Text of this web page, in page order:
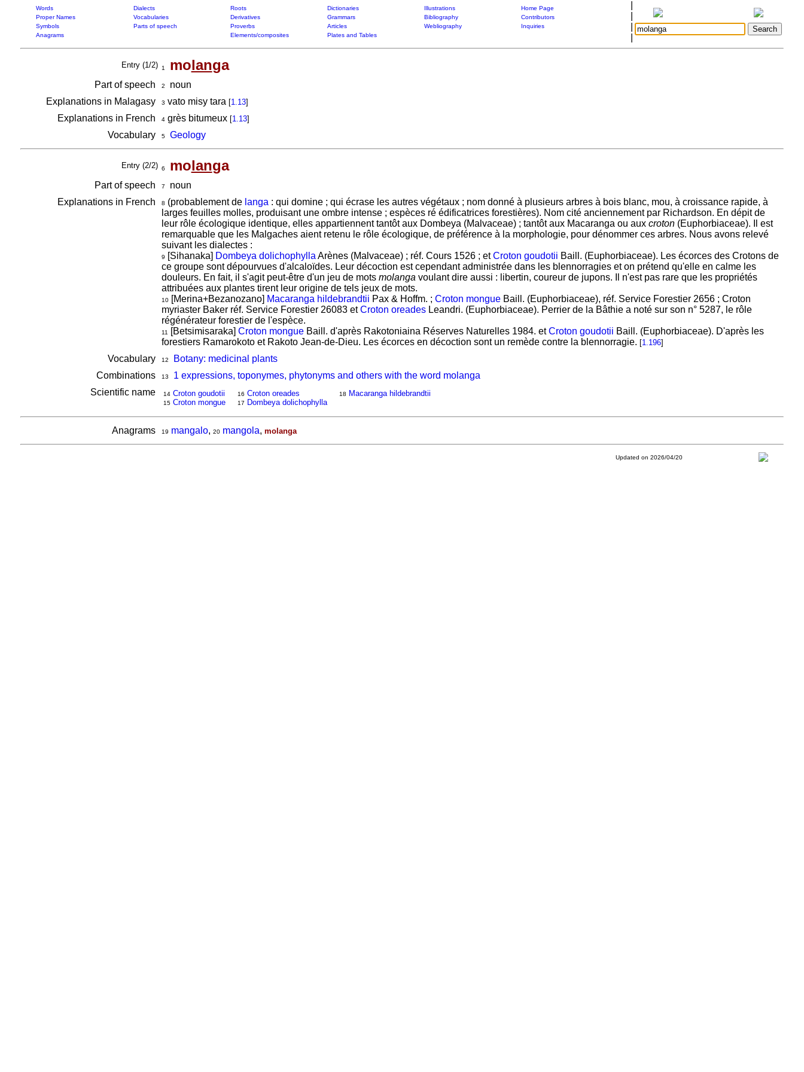
Words Dialects Roots Dictionaries Illustrations
Home Page
Proper Names
Vocabularies Derivatives Grammars Bibliography
Contributors
Symbols
Parts of speech Proverbs Articles Webliography
Inquiries
Anagrams
Elements/composites Plates and Tables
Entry (1/2) 1 molanga
Part of speech 2
noun
Explanations in Malagasy
3 vato misy tara [1.13]
Explanations in French 4grès bitumeux [1.13]
Vocabulary 5 Geology
Entry (2/2) 6 molanga
Part of speech 7
noun
Explanations in French
8 (probablement de langa : qui domine ; qui écrase les autres végétaux ; nom donné à plusieurs arbres à bois blanc, mou, à croissance rapide, à
larges feuilles molles, produisant une ombre intense ; espèces ré édificatrices forestières). Nom cité anciennement par Richardson. En dépit de
leur rôle écologique identique, elles appartiennent tantôt aux Dombeya (Malvaceae) ; tantôt aux Macaranga ou aux croton(Euphorbiaceae). Il est
remarquable que les Malgaches aient retenu le rôle écologique, de préférence à la morphologie, pour dénommer ces arbres. Nous avons relevé
suivant les dialectes :
9 [Sihanaka] Dombeya dolichophylla Arènes (Malvaceae) ; réf. Cours 1526 ; etCroton goudotii Baill. (Euphorbiaceae). Les écorces des Crotons de
ce groupe sont dépourvues d'alcaloïdes. Leur décoction est cependant administrée dans les blennorragies et on prétend qu'elle en calme les
douleurs. En fait, il s'agit peut-être d'un jeu de mots molanga voulant dire aussi : libertin, coureur de jupons. Il n'est pas rare que les propriétés
attribuées aux plantes tirent leur origine de tels jeux de mots.
10[Merina+Bezanozano] Macaranga hildebrandtii Pax & Hoffm. ; Croton mongueBaill. (Euphorbiaceae), réf. Service Forestier 2656 ; Croton
myriaster Baker réf. Service Forestier 26083 etCroton oreadesLeandri. (Euphorbiaceae). Perrier de la Bâthie a noté sur son n° 5287, le rôle
régénérateur forestier de l'espèce.
11 [Betsimisaraka] Croton mongueBaill. d'après Rakotoniaina Réserves Naturelles 1984. etCroton goudotii Baill. (Euphorbiaceae). D'après les
forestiers Ramarokoto et Rakoto Jean-de-Dieu. Les écorces en décoction sont un remède contre la blennorragie. [1.196]
Vocabulary 12
Botany: medicinal plants
Combinations
13
1 expressions, toponymes, phytonyms and others with the word molanga
Scientific name
14 Croton goudotii
15 Croton mongue
16 Croton oreades
17 Dombeya dolichophylla
18 Macaranga hildebrandtii
Anagrams 19 mangalo, 20 mangola, molanga
Updated on 2026/04/20